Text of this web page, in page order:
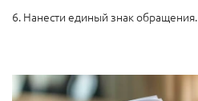
6. Нанести единый знак обращения.